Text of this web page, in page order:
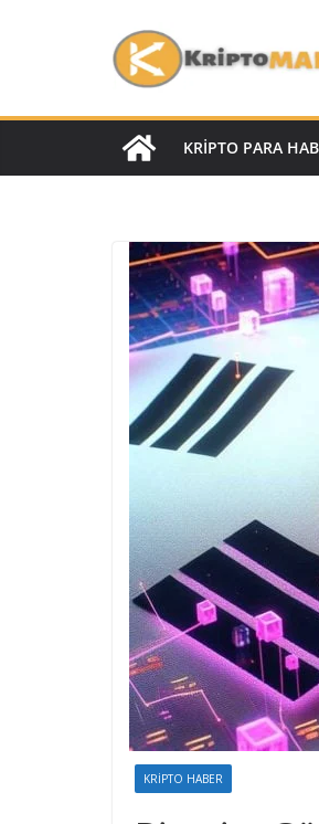
KRIPTO PARA
KRIPTO HABER